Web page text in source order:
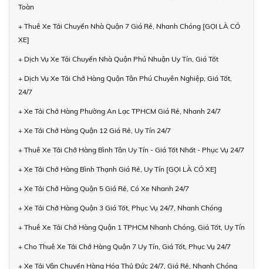
Toàn
+ Thuê Xe Tải Chuyển Nhà Quận 7 Giá Rẻ, Nhanh Chóng [GỌI LÀ CÓ
XE]
+ Dịch Vụ Xe Tải Chuyển Nhà Quận Phú Nhuận Uy Tín, Giá Tốt
+ Dịch Vụ Xe Tải Chở Hàng Quận Tân Phú Chuyên Nghiệp, Giá Tốt,
24/7
+ Xe Tải Chở Hàng Phường An Lạc TPHCM Giá Rẻ, Nhanh 24/7
+ Xe Tải Chở Hàng Quận 12 Giá Rẻ, Uy Tín 24/7
+ Thuê Xe Tải Chở Hàng Bình Tân Uy Tín - Giá Tốt Nhất - Phục Vụ 24/7
+ Xe Tải Chở Hàng Bình Thạnh Giá Rẻ, Uy Tín [GỌI LÀ CÓ XE]
+ Xe Tải Chở Hàng Quận 5 Giá Rẻ, Có Xe Nhanh 24/7
+ Xe Tải Chở Hàng Quận 3 Giá Tốt, Phục Vụ 24/7, Nhanh Chóng
+ Thuê Xe Tải Chở Hàng Quận 1 TPHCM Nhanh Chóng, Giá Tốt, Uy Tín
+ Cho Thuê Xe Tải Chở Hàng Quận 7 Uy Tín, Giá Tốt, Phục Vụ 24/7
+ Xe Tải Vận Chuyển Hàng Hóa Thủ Đức 24/7, Giá Rẻ, Nhanh Chóng